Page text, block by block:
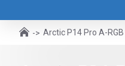
Arctic P14 Pro A-